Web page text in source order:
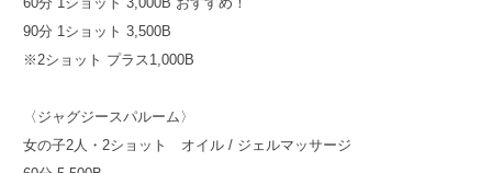
90分 1ショット 3,500B
※2ショット プラス1,000B
〈ジャグジースパルーム〉
女の子2人・2ショット オイル / ジェルマッサージ